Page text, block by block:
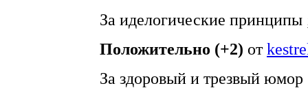
За иделогические принципы
Положительно (+2) от
За здоровый и трезвый юмор